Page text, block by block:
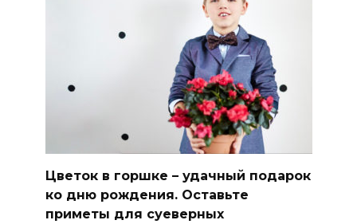
Цветок в горшке – удачный подарок
ко дню рождения. Оставьте
приметы для суеверных